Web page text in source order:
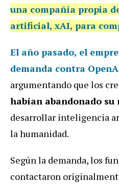
una compañía propia
artificial, xAI, para
El año pasado, el
demanda contra
argumentando que los
habían abandonado
desarrollar inteligencia
la humanidad.
Según la demanda, los
contactaron